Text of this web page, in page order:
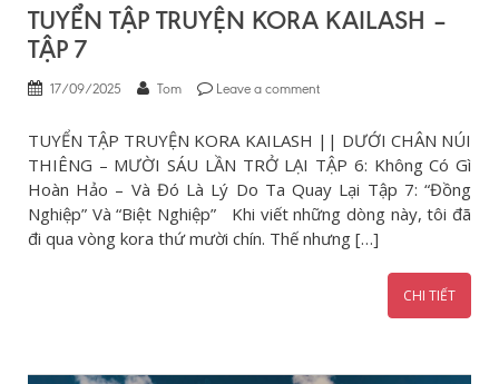
TUYỂN TẬP TRUYỆN KORA KAILASH –
TẬP 7
17/09/2025 Tom Leave a comment
TUYỂN TẬP TRUYỆN KORA KAILASH || DƯỚI CHÂN NÚI
THIÊNG – MƯỜI SÁU LẦN TRỞ LẠI TẬP 6: Không Có Gì
Hoàn Hảo – Và Đó Là Lý Do Ta Quay Lại Tập 7: “Đồng
Nghiệp” Và “Biệt Nghiệp” Khi viết những dòng này, tôi đã
đi qua vòng kora thứ mười chín. Thế nhưng […]
CHI TIẾT